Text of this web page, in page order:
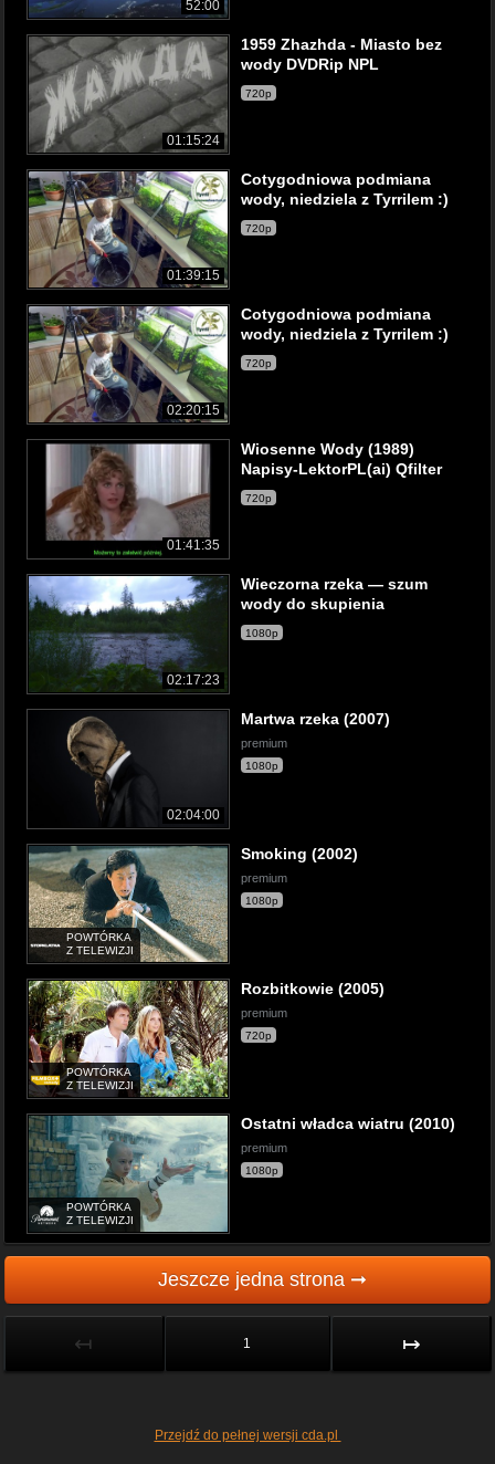
52:00
01:15:24
1959 Zhazhda - Miasto bez
wody DVDRip NPL
720p
01:39:15
Cotygodniowa podmiana
wody, niedziela z Tyrrilem :)
720p
02:20:15
Cotygodniowa podmiana
wody, niedziela z Tyrrilem :)
720p
01:41:35
Wiosenne Wody (1989)
Napisy-LektorPL(ai) Qfilter
720p
02:17:23
Wieczorna rzeka — szum
wody do skupienia
1080p
02:04:00
Martwa rzeka (2007)
premium
1080p
POWTÓRKA
Z TELEWIZJI
Smoking (2002)
premium
1080p
POWTÓRKA
Z TELEWIZJI
Rozbitkowie (2005)
premium
720p
POWTÓRKA
Z TELEWIZJI
Ostatni władca wiatru (2010)
premium
1080p
Jeszcze jedna strona ➞
↤ 1 ↦
Przejdź do pełnej wersji cda.pl